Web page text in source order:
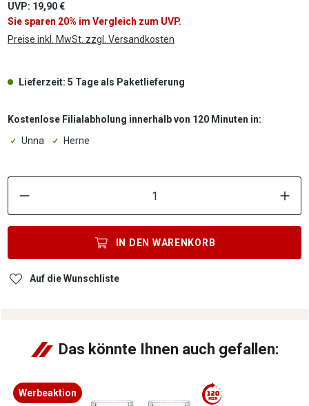
UVP: 19,90 €
Sie sparen 20% im Vergleich zum UVP.
Preise inkl. MwSt. zzgl. Versandkosten
Lieferzeit: 5 Tage als Paketlieferung
Kostenlose Filialabholung innerhalb von 120 Minuten in:
Unna
Herne
IN DEN WARENKORB
Auf die Wunschliste
Das könnte Ihnen auch gefallen:
Werbeaktion